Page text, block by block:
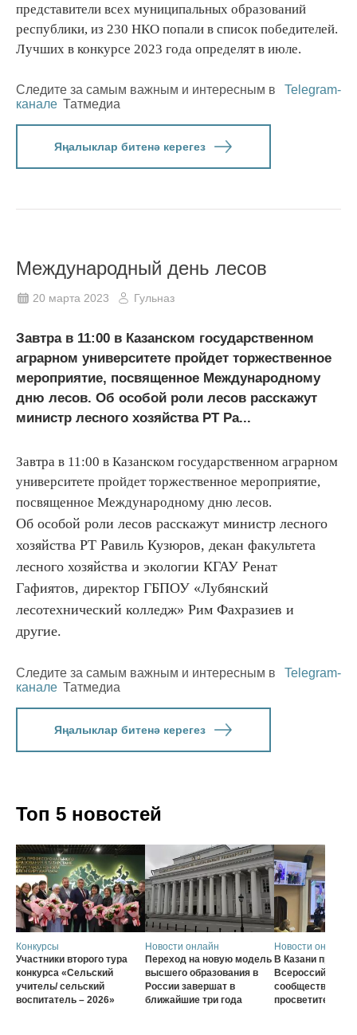
представители всех муниципальных образований
республики, из 230 НКО попали в список победителей.
Лучших в конкурсе 2023 года определят в июле.
Следите за самым важным и интересным в
Telegram-
канале Татмедиа
Яңалыклар битенә керегез
Международный день лесов
20 марта 2023 Гульназ
Завтра в 11:00 в Казанском государственном
аграрном университете пройдет торжественное
мероприятие, посвященное Международному
дню лесов. Об особой роли лесов расскажут
министр лесного хозяйства РТ Ра...
Завтра в 11:00 в Казанском государственном аграрном
университете пройдет торжественное мероприятие,
посвященное Международному дню лесов.
Об особой роли лесов расскажут министр лесного
хозяйства РТ Равиль Кузюров, декан факультета
лесного хозяйства и экологии КГАУ Ренат
Гафиятов, директор ГБПОУ «Лубянский
лесотехнический колледж» Рим Фахразиев и
другие.
Следите за самым важным и интересным в
Telegram-
канале Татмедиа
Яңалыклар битенә керегез
Топ 5 новостей
Конкурсы
Участники второго тура
конкурса «Сельский
учитель/ сельский
воспитатель – 2026»
Новости онлайн
Переход на новую модель
высшего образования в
России завершат в
ближайшие три года
Новости онлайн
В Казани
Всероссийского
сообщества
просветителей